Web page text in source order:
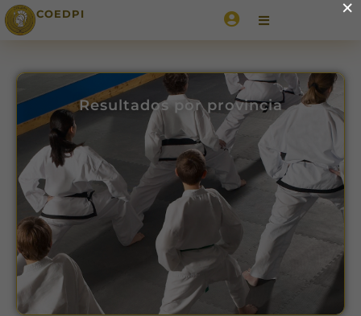
COEDPI
Resultados por provincia
×